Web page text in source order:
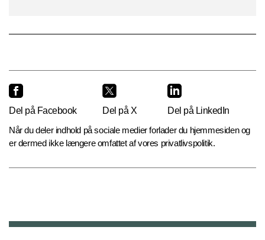
Del på Facebook Del på X
Del på LinkedIn
Når du deler indhold på sociale medier forlader du hjemmesiden og
er dermed ikke længere omfattet af vores privatlivspolitik.